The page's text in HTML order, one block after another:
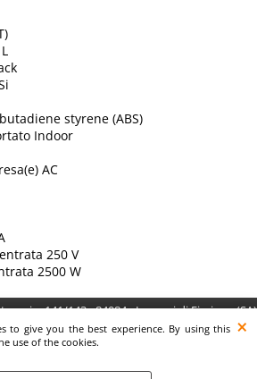
to give you the best experience. By using this
use of the cookies.
styrene (ABS)
Indoor
AC
250 V
2500 W
141/143 - 84084 - Lancusi di Fisciano (SA)
- digitalramasrl@pec.it G4AI1U8